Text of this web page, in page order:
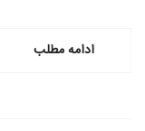
ادامه مطلب